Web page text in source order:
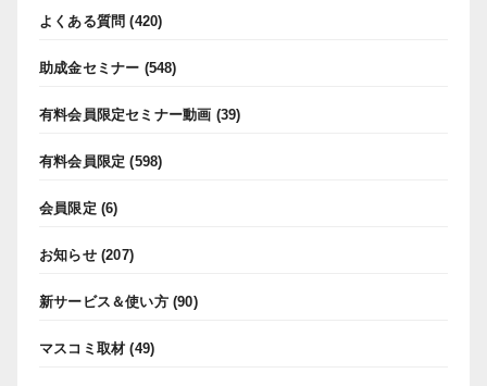
よくある質問 (420)
助成金セミナー (548)
有料会員限定セミナー動画 (39)
有料会員限定 (598)
会員限定 (6)
お知らせ(207)
新サービス＆使い方(90)
マスコミ取材 (49)